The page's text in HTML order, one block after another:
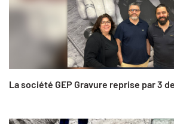
La société GEP Gravure reprise par 3